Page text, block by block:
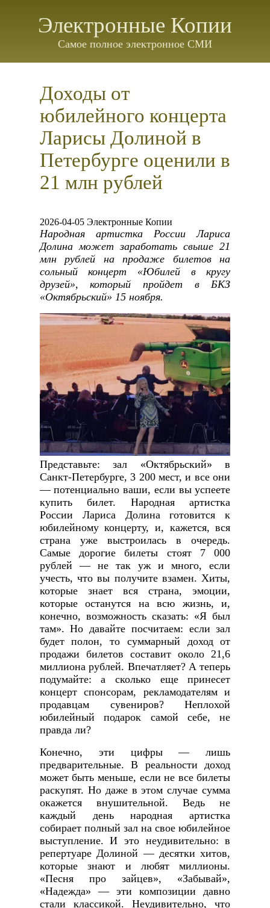
Электронные Копии
Самое полное электронное СМИ
Доходы от
юбилейного концерта
Ларисы Долиной в
Петербурге оценили в
21 млн рублей
2026-04-05 Электронные Копии
Народная артистка России Лариса
Долина может заработать свыше 21
млн рублей на продаже билетов на
сольный концерт «Юбилей в кругу
друзей», который пройдет в БКЗ
«Октябрьский» 15 ноября.
Представьте: зал «Октябрьский» в
Санкт-Петербурге, 3 200 мест, и все они
— потенциально ваши, если вы успеете
купить билет. Народная артистка
России Лариса Долина готовится к
юбилейному концерту, и, кажется, вся
страна уже выстроилась в очередь.
Самые дорогие билеты стоят 7 000
рублей — не так уж и много, если
учесть, что вы получите взамен. Хиты,
которые знает вся страна, эмоции,
которые останутся на всю жизнь, и,
конечно, возможность сказать: «Я был
там». Но давайте посчитаем: если зал
будет полон, то суммарный доход от
продажи билетов составит около 21,6
миллиона рублей. Впечатляет? А теперь
подумайте: а сколько еще принесет
концерт спонсорам, рекламодателям и
продавцам сувениров? Неплохой
юбилейный подарок самой себе, не
правда ли?
Конечно, эти цифры — лишь
предварительные. В реальности доход
может быть меньше, если не все билеты
раскупят. Но даже в этом случае сумма
окажется внушительной. Ведь не
каждый день народная артистка
собирает полный зал на свое юбилейное
выступление. И это неудивительно: в
репертуаре Долиной — десятки хитов,
которые знают и любят миллионы.
«Песня про зайцев», «Забывай»,
«Надежда» — эти композиции давно
стали классикой. Неудивительно, что